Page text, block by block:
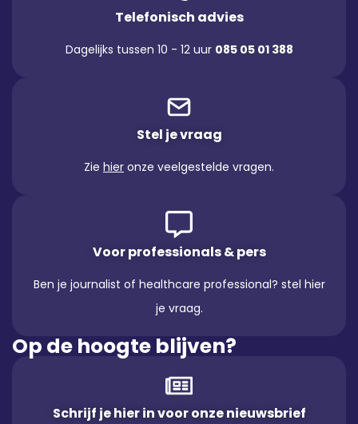
Telefonisch advies
Dagelijks tussen 10 - 12 uur 085 05 01 388
Stel je vraag
Zie hier onze veelgestelde vragen.
Voor professionals & pers
Ben je journalist of healthcare professional? stel hier
je vraag.
Op de hoogte blijven?
Schrijf je hier in voor onze nieuwsbrief